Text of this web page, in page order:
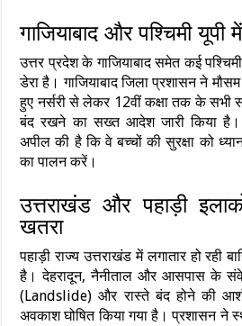
गाजियाबाद और पश्चिमी
उत्तर प्रदेश के गाजियाबाद समेत कई
डेरा है। गाजियाबाद जिला प्रशासन ने
हुए नर्सरी से लेकर 12वीं कक्षा तक के सभी
बंद रखने का सख्त आदेश जारी किया
अपील की है कि वे बच्चों की सुरक्षा को
का पालन करें।
उत्तराखंड और पहाड़ी
खतरा
पहाड़ी राज्य उत्तराखंड में लगातार हो
है। देहरादून, नैनीताल और आसपास के
(Landslide) और रास्ते बंद होने की
अवकाश घोषित किया गया है। प्रशासन ने